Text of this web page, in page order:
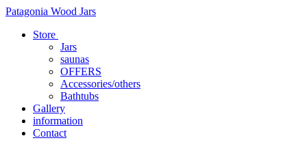
Patagonia Wood Jars
Store
Jars
saunas
OFFERS
Accessories/others
Bathtubs
Gallery
information
Contact